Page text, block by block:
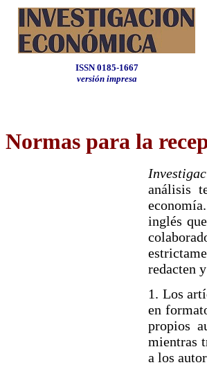
ISSN 0185-1667
versión impresa
Normas para la
análisis
inglés
redacten
1. Los
en
propios
mientras
a los